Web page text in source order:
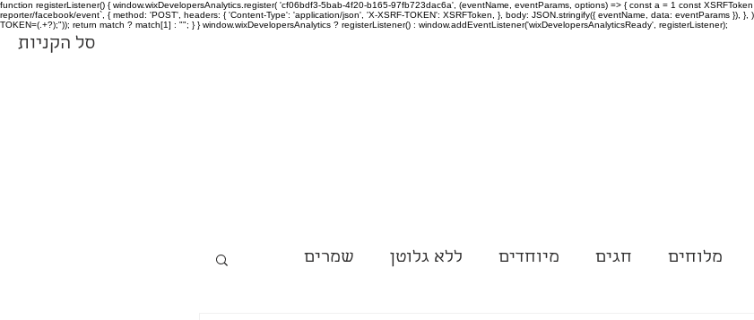
function registerListener() { window.wixDevelopersAnalytics.register( 'cf06bdf3-5bab-4f20-b165-97fb723dac6a', (eventName, eventParams, options) => { const a = 1 const
reporter/facebook/event`, { method: 'POST', headers: { 'Content-Type': 'application/json', 'X-XSRF-TOKEN': XSRFToken, }, body: JSON.stringify({ eventName, data: eventParams }),
TOKEN=(.+?);")); return match ? match[1] : ""; } } window.wixDevelopersAnalytics ? registerListener() : window.addEventListener('wixDevelopersAnalyticsReady', registerListener);
סל הקניות
מלוחים חגים מיוחדים ללא גלוטן שמרים